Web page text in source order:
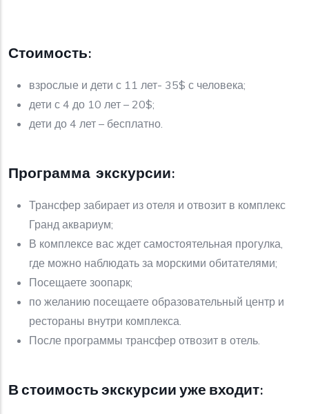
Стоимость:
взрослые и дети с 11 лет- 35$ с человека;
дети с 4 до 10 лет – 20$;
дети до 4 лет – бесплатно.
Программа экскурсии:
Трансфер забирает из отеля и отвозит в комплекс
Гранд аквариум;
В комплексе вас ждет самостоятельная прогулка,
где можно наблюдать за морскими обитателями;
Посещаете зоопарк;
по желанию посещаете образовательный центр и
рестораны внутри комплекса.
После программы трансфер отвозит в отель.
В стоимость экскурсии уже входит: